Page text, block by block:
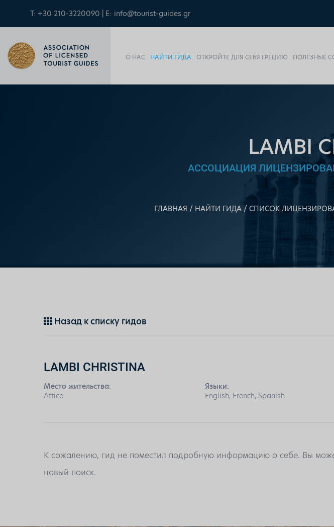
T: +30 210-3220090 | E: info@tourist-guides.gr
О НАС НАЙТИ ГИДА ОТКРОЙТЕ ДЛЯ СЕБЯ ГРЕЦИЮ ПОЛЕЗНЫЕ
LAMBI
АССОЦИАЦИЯ
ГЛАВНАЯ НАЙТИ ГИДА СПИСОК
Назад к списку гидов
LAMBI CHRISTINA
Место жительства:
Attica
Языки:
English, French, Spanish
К сожалению, гид не поместил подробную информацию о себе. Вы
новый поиск.